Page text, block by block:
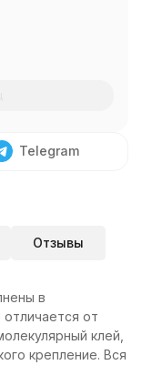
Telegram
Отзывы
в
от
клей,
крепление. Вся